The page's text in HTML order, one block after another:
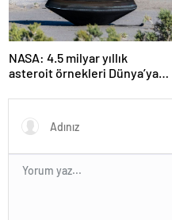
NASA: 4.5 milyar yıllık
asteroit örnekleri Dünya’ya
başlangıcına ışık tutabilir